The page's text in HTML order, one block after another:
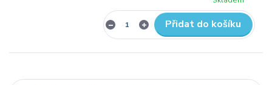
Přidat do košíku